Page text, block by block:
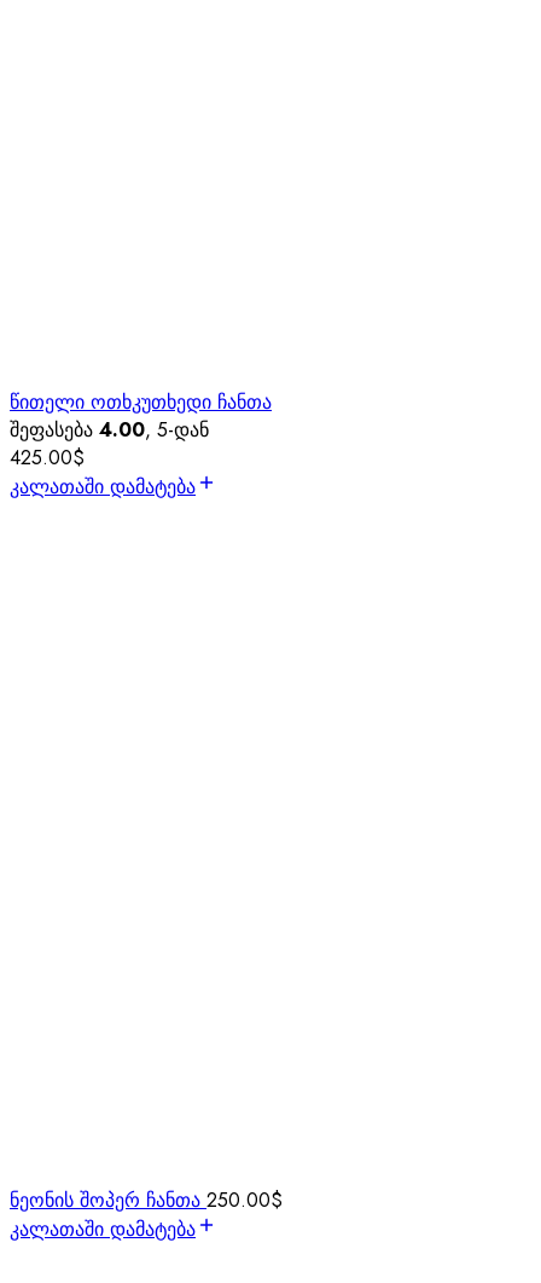
წითელი ოთხკუთხედი ჩანთა
შეფასება 4.00, 5-დან
425.00$
კალათაში დამატება
ნეონის შოპერ ჩანთა 250.00$
კალათაში დამატება